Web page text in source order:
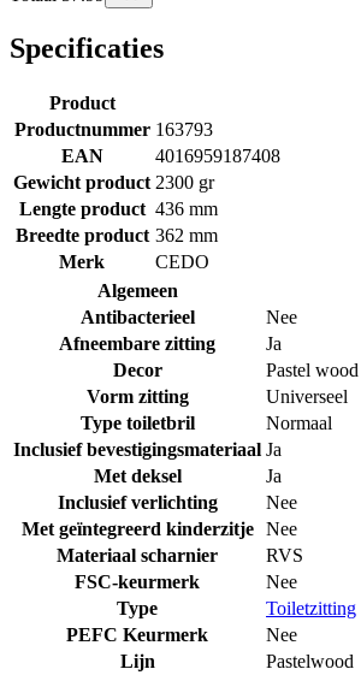
Specificaties
Product
Productnummer 163793
EAN
4016959187408
Gewicht product 2300 gr
Lengte product 436 mm
Breedte product 362 mm
Merk
CEDO
Algemeen
Antibacterieel
Nee
Afneembare zitting
Ja
Decor
Pastel wood
Vorm zitting
Universeel
Type toiletbril
Normaal
Inclusief bevestigingsmateriaal Ja
Met deksel
Ja
Inclusief verlichting
Nee
Met geïntegreerd kinderzitje
Nee
Materiaal scharnier
RVS
FSC-keurmerk
Nee
Type
Toiletzitting
PEFC Keurmerk
Nee
Lijn
Pastelwood